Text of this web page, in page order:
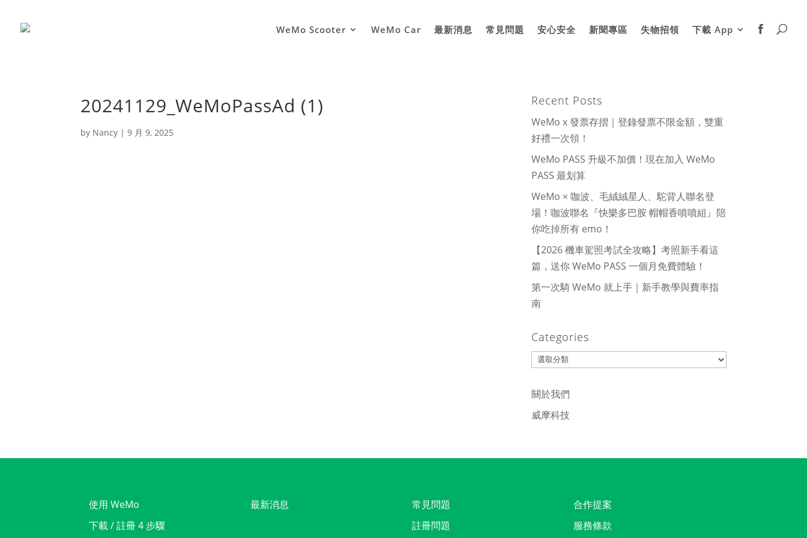
WeMo Scooter WeMo Car 最新消息 常見問題 安心安全 新聞專區 失物招領 下載 App
20241129_WeMoPassAd (1)
by Nancy |9 月 9, 2025
Recent Posts
WeMo x 發票存摺｜登錄發票不限金額，雙重
好禮一次領！
WeMo PASS 升級不加價！現在加入 WeMo
PASS 最划算
WeMo × 咖波、毛絨絨星人、駝背人聯名登
場！咖波聯名『快樂多巴胺 帽帽香噴噴組』陪
你吃掉所有 emo！
【2026 機車駕照考試全攻略】考照新手看這
篇，送你 WeMo PASS 一個月免費體驗！
第一次騎 WeMo 就上手｜新手教學與費率指
南
Categories
Categories
關於我們
威摩科技
使用 WeMo
下載 / 註冊 4 步驟
最新消息
常見問題
註冊問題
合作提案
服務條款